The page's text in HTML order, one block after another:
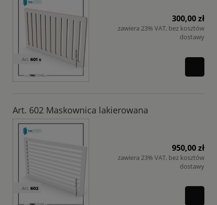
300,00 zł
zawiera 23% VAT, bez kosztów
dostawy
Art. 602 Maskownica lakierowana
950,00 zł
zawiera 23% VAT, bez kosztów
dostawy